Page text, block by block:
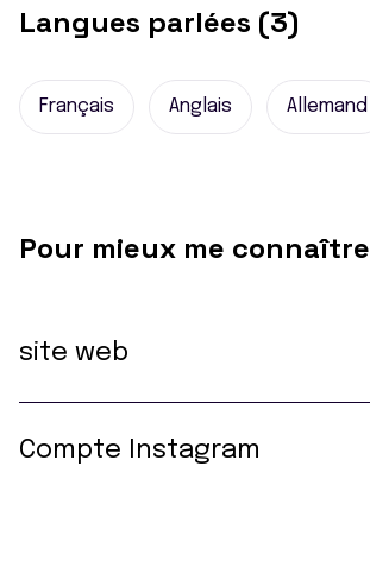
Langues parlées (3)
Français Anglais Allemand
Pour mieux me connaître
site web
Compte Instagram